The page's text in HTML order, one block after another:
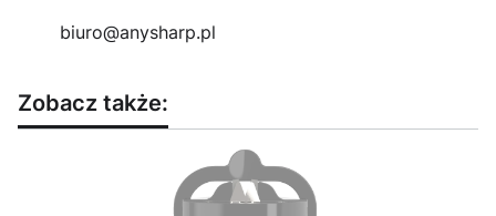
biuro@anysharp.pl
Zobacz także: